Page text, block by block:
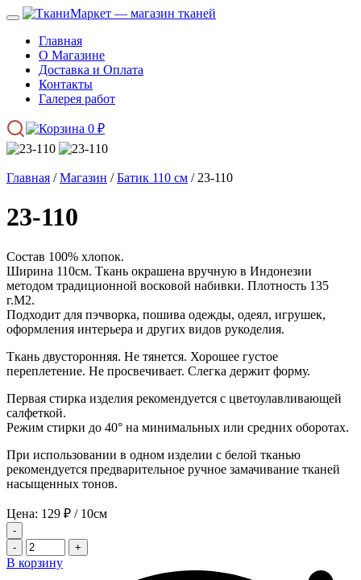
Главная
О Магазине
Доставка и Оплата
Контакты
Галерея работ
0 ₽
Главная /Магазин /Батик 110 см / 23-110
23-110
Состав 100% хлопок.
Ширина 110см. Ткань окрашена вручную в Индонезии
методом традиционной восковой набивки. Плотность 135
г.М2.
Подходит для пэчворка, пошива одежды, одеял, игрушек,
оформления интерьера и других видов рукоделия.
Ткань двусторонняя. Не тянется. Хорошее густое
переплетение. Не просвечивает. Слегка держит форму.
Первая стирка изделия рекомендуется с цветоулавливающей
салфеткой.
Режим стирки до 40° на минимальных или средних оборотах.
При использовании в одном изделии с белой тканью
рекомендуется предварительное ручное замачивание тканей
насыщенных тонов.
Цена: 129 ₽ / 10см
-
-
+
В корзину